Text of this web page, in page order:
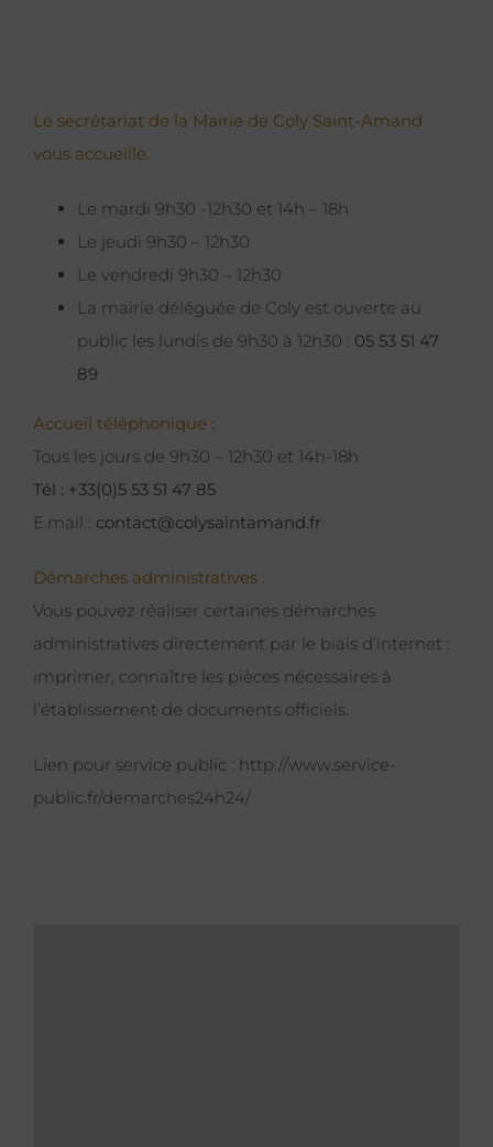
Le secrétariat de la Mairie de Coly Saint-Amand
vous accueille.
Le mardi 9h30 -12h30 et 14h – 18h
Le jeudi 9h30 – 12h30
Le vendredi 9h30 – 12h30
La mairie déléguée de Coly est ouverte au
public les lundis de 9h30 à 12h30 : 05 53 51 47
89
Accueil téléphonique :
Tous les jours de 9h30 – 12h30 et 14h-18h
Tél : +33(0)5 53 51 47 85
E.mail : contact@colysaintamand.fr
Démarches administratives :
Vous pouvez réaliser certaines démarches
administratives directement par le biais d’internet :
imprimer, connaître les pièces nécessaires à
l’établissement de documents officiels.
Lien pour service public : http://www.service-
public.fr/demarches24h24/